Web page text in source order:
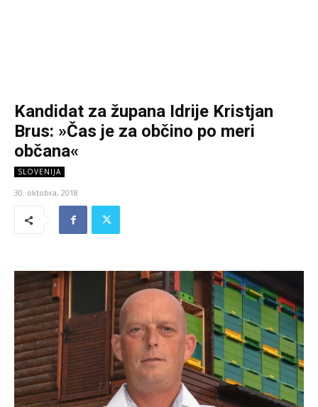
Kandidat za župana Idrije Kristjan
Brus: »Čas je za občino po meri
občana«
SLOVENIJA
30. oktobra, 2018